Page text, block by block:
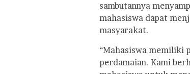
sambutannya
mahasiswa dapat
masyarakat.
“Mahasiswa memiliki
perdamaian. Kami